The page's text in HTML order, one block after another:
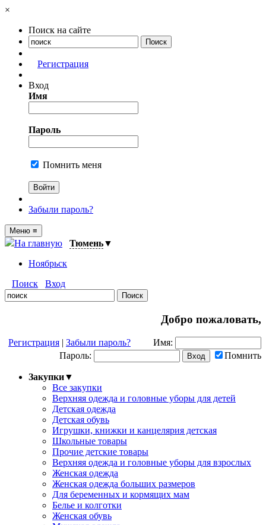
×
Поиск на сайте
Регистрация
Вход
Имя
Пароль
Помнить меня
Забыли пароль?
Меню ≡
На главную Тюмень▼
Ноябрьск
Поиск
Вход
Добро пожаловать,
Регистрация | Забыли пароль?
Имя:
Пароль:
Помнить
Закупки▼
Все закупки
Верхняя одежда и головные уборы для детей
Детская одежда
Детская обувь
Игрушки, книжки и канцелярия детская
Школьные товары
Прочие детские товары
Верхняя одежда и головные уборы для взрослых
Женская одежда
Женская одежда больших размеров
Для беременных и кормящих мам
Белье и колготки
Женская обувь